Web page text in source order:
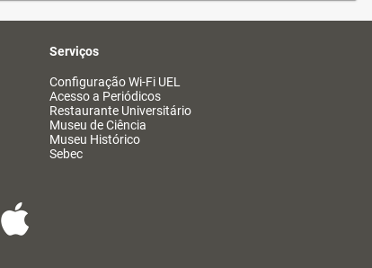
Serviços
Configuração Wi-Fi UEL
Acesso a Periódicos
Restaurante Universitário
Museu de Ciência
Museu Histórico
Sebec